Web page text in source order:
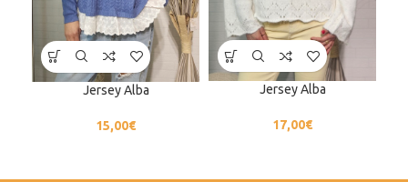
Jersey Alba
15,00€
Jersey Alba
17,00€